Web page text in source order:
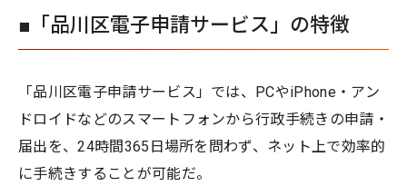
■「品川区電子申請サービス」の特徴
「品川区電子申請サービス」では、PCやiPhone・アン
ドロイドなどのスマートフォンから行政手続きの申請・
届出を、24時間365日場所を問わず、ネット上で効率的
に手続きすることが可能だ。